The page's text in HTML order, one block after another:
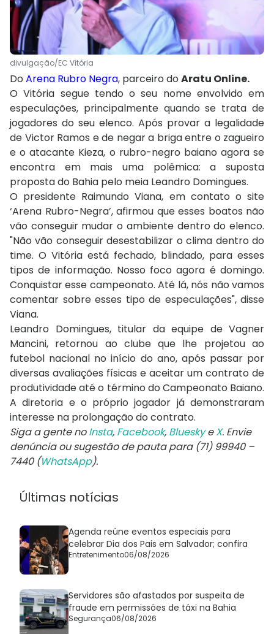
divulgação/EC Vitória
Do Arena Rubro Negra, parceiro do Aratu Online.
O Vitória segue tendo o seu nome envolvido em
especulações, principalmente quando se trata de
jogadores do seu elenco. Após provar a legalidade
de Victor Ramos e de negar a briga entre o zagueiro
e o atacante Kieza, o rubro-negro baiano agora se
encontra em mais uma polêmica: a suposta
proposta do Bahia pelo meia Leandro Domingues.
O presidente Raimundo Viana, em contato o site
‘Arena Rubro-Negra’, afirmou que esses boatos não
vão conseguir mudar o ambiente dentro do elenco.
"Não vão conseguir desestabilizar o clima dentro do
time. O Vitória está fechado, blindado, para esses
tipos de informação. Nosso foco agora é domingo.
Conquistar esse campeonato. Até lá, nós não vamos
comentar sobre esses tipo de especulações", disse
Viana.
Leandro Domingues, titular da equipe de Vagner
Mancini, retornou ao clube que lhe projetou ao
futebol nacional no início do ano, após passar por
diversas avaliações físicas e aceitar um contrato de
produtividade até o término do Campeonato Baiano.
A diretoria e o próprio jogador já demonstraram
interesse na prolongação do contrato.
Siga a gente noInsta, Facebook, BlueskyeX. Envie
denúncia ou sugestão de pauta para (71) 99940 –
7440 (WhatsApp).
Últimas notícias
Agenda reúne eventos especiais para
celebrar Dia dos Pais em Salvador; confira
Entretenimento06/08/2026
Servidores são afastados por suspeita de
fraude em permissões de táxi na Bahia
Segurança06/08/2026